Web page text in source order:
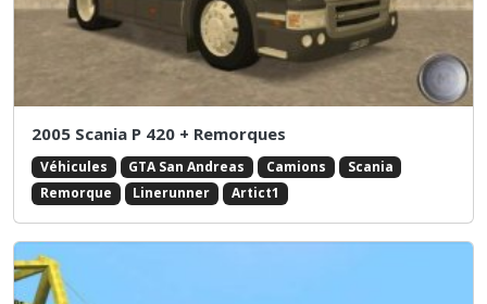
2005 Scania P 420 + Remorques
Véhicules GTA San Andreas Camions
Scania
Remorque
Linerunner Artict1